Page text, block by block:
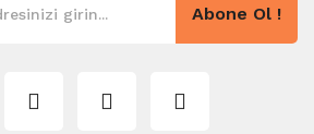
Abone Ol !